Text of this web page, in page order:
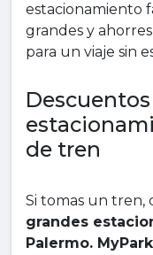
estacionamiento
grandes y
para un viaje sin
de tren
Si tomas un tren,
grandes
Palermo.